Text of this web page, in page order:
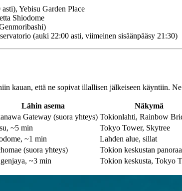
Yebisu Garden Place
Shiodome
(auki 22:00 asti, viimeinen sisäänpääsy 21:30)
kauan, että ne sopivat illallisen jälkeiseen käyntiin.
Lähin asema
Näkymä
Gateway (suora yhteys) Tokionlahti, Rainbow
~5 min
Tokyo Tower, Skytree
~1 min
Lahden alue, sillat
(suora yhteys)
Tokion keskustan
~3 min Tokion keskusta, Tokyo